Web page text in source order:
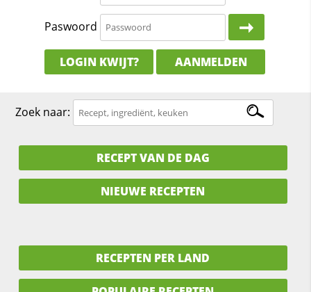
Paswoord
LOGIN KWIJT? AANMELDEN
Zoek naar:
RECEPT VAN DE DAG
NIEUWE RECEPTEN
RECEPTEN PER LAND